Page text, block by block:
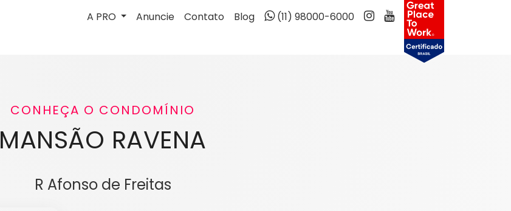
A PRO Anuncie Contato Blog (11) 98000-6000
CONHEÇA O CONDOMÍNIO
MANSÃO RAVENA
R Afonso de Freitas